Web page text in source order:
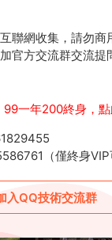
三網
雷霆多區跨
區+跨服
薦
聯網收集，請勿商
官方交流群交流提
99一年200終身，點
（僅終身VIP
入QQ技術交流群